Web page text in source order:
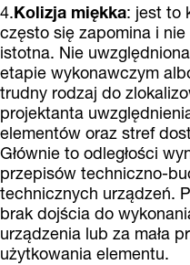
4.Kolizja miękka: jest to
często się zapomina i
istotna. Nie
etapie wykonawczym
trudny rodzaj do
projektanta
elementów oraz stref
Głównie to odległości
przepisów techniczno-
technicznych urządzeń.
brak dojścia do
urządzenia lub za mała
użytkowania elementu.